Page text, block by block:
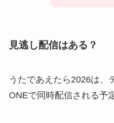
見逃し配信はある？
うたであえたら2026は、
ONEで同時配信される予